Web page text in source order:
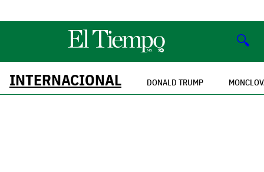
🔍
INTERNACIONAL DONALD TRUMP